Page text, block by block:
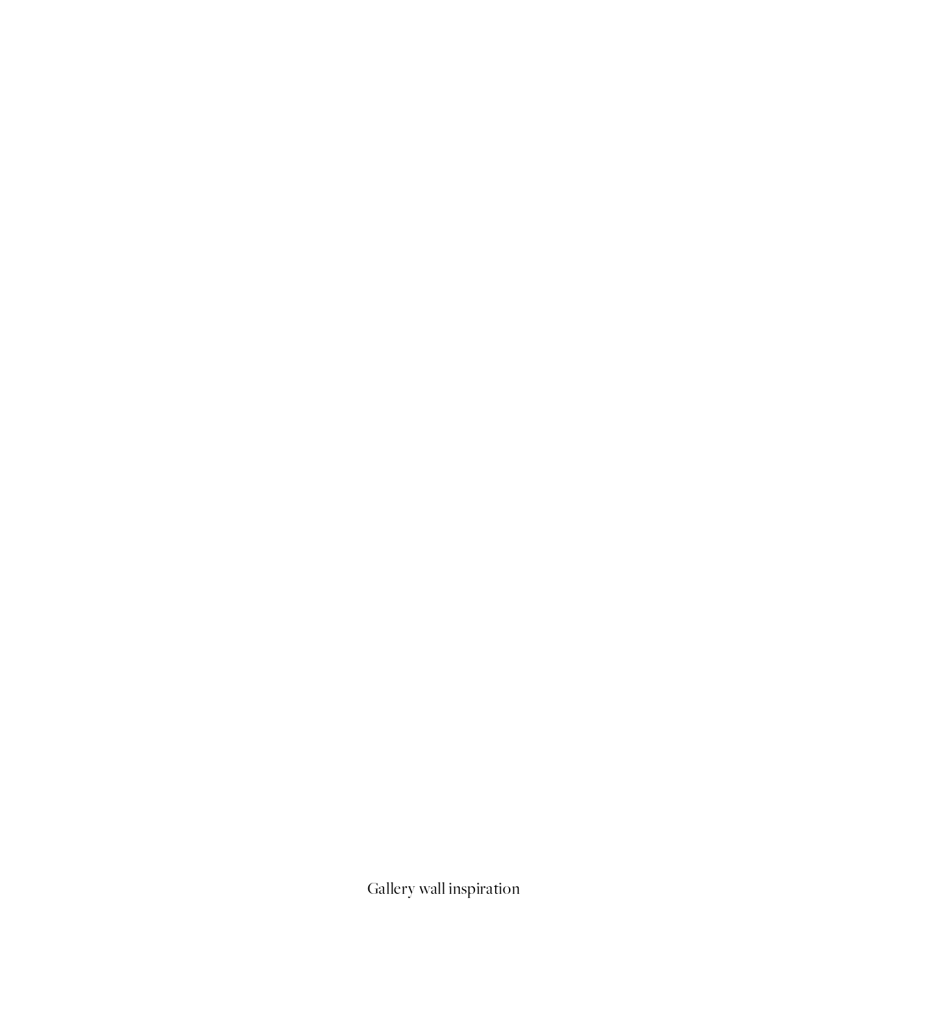
Gallery wall inspiration